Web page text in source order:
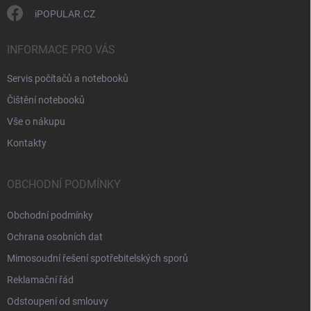
iPOPULAR.CZ
INFORMACE PRO VÁS
Servis počítačů a notebooků
Čištění notebooků
Vše o nákupu
Kontakty
OBCHODNÍ PODMÍNKY
Obchodní podmínky
Ochrana osobních dat
Mimosoudní řešení spotřebitelských sporů
Reklamační řád
Odstoupení od smlouvy